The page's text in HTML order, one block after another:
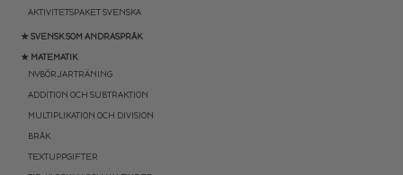
AKTIVITETSPAKET SVENSKA
★ SVENSK SOM ANDRASPRÅK
★ MATEMATIK
NYBÖRJARTRÄNING
ADDITION OCH SUBTRAKTION
MULTIPLIKATION OCH DIVISION
BRÅK
TEXTUPPGIFTER